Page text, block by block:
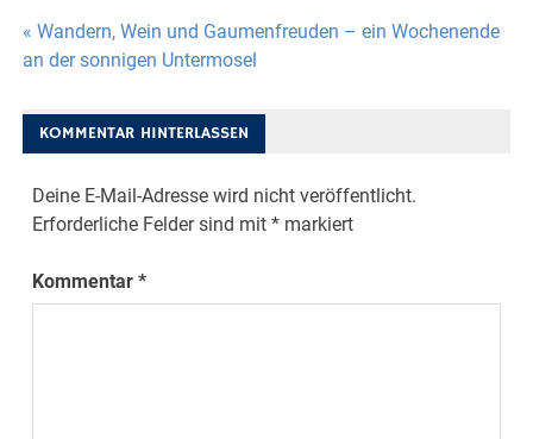
Beitragsnavigation
« Wandern, Wein und Gaumenfreuden – ein Wochenende
an der sonnigen Untermosel
KOMMENTAR HINTERLASSEN
Deine E-Mail-Adresse wird nicht veröffentlicht.
Erforderliche Felder sind mit* markiert
Kommentar*